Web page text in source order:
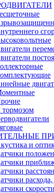
и
скорости